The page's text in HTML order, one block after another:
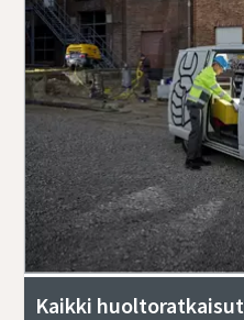
Kaikki huoltoratkaisut